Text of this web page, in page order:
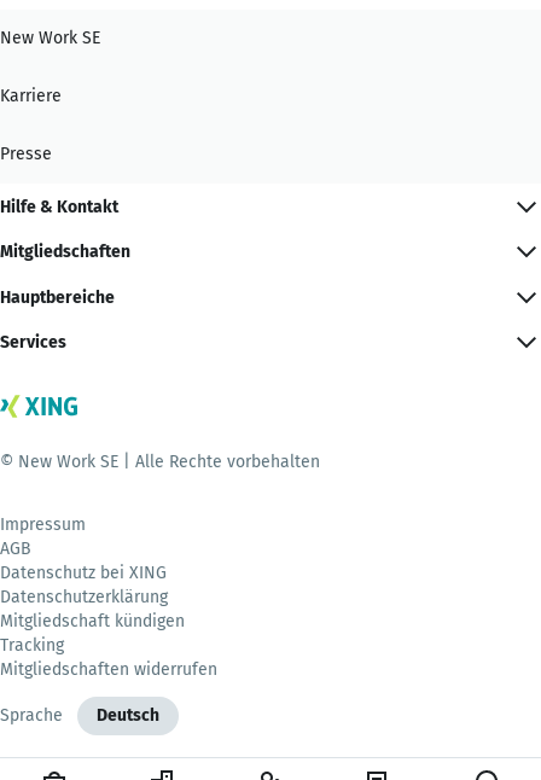
New Work SE
Karriere
Presse
Hilfe & Kontakt
Mitgliedschaften
Hauptbereiche
Services
© New Work SE | Alle Rechte vorbehalten
Impressum
AGB
Datenschutz bei XING
Datenschutzerklärung
Mitgliedschaft kündigen
Tracking
Mitgliedschaften widerrufen
Sprache Deutsch